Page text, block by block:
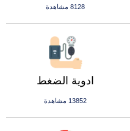
8128 مشاهدة
ادوية الضغط
13852 مشاهدة